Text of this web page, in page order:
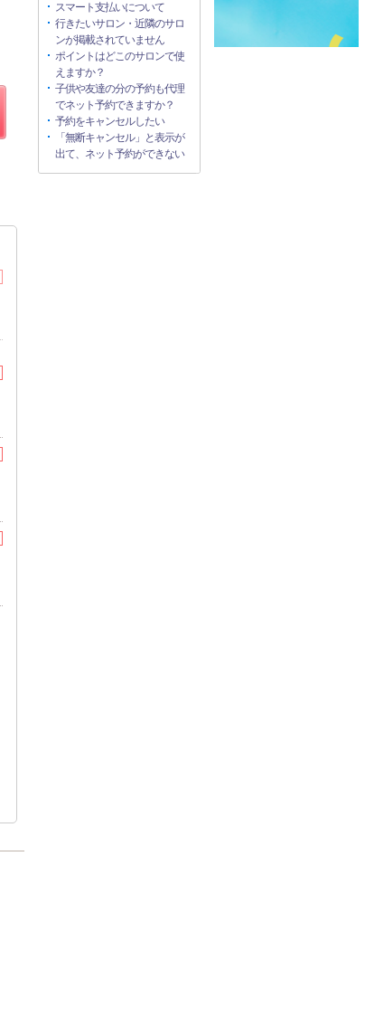
スマート支払いについて
行きたいサロン・近隣のサロ
ンが掲載されていません
ポイントはどこのサロンで使
えますか？
子供や友達の分の予約も代理
でネット予約できますか？
予約をキャンセルしたい
「無断キャンセル」と表示が
出て、ネット予約ができない